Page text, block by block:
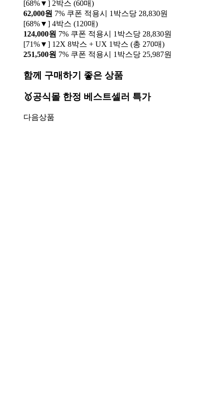
[68%▼] 2박스 (60매)
62,000원 7% 쿠폰 적용시 1박스당 28,830원
[68%▼] 4박스 (120매)
124,000원 7% 쿠폰 적용시 1박스당 28,830원
[71%▼] 12X 8박스 + UX 1박스 (총 270매)
251,500원 7% 쿠폰 적용시 1박스당 25,987원
함께 구매하기 좋은 상품
🥇공식몰 한정 베스트셀러 특가
다음상품